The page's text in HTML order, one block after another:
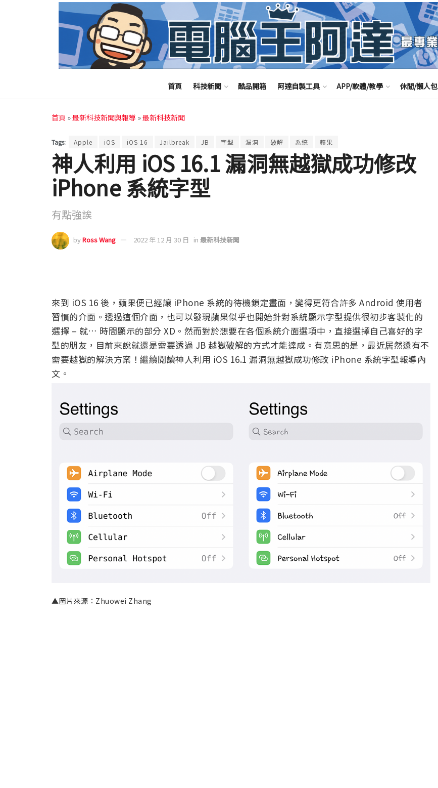
首頁 科技新聞 酷品開箱 阿達自製工具 APP/軟體/教學 休閒/懶人包
首頁 »最新科技新聞與報導 »最新科技新聞
Tags: Apple iOS iOS 16 Jailbreak JB 字型 漏洞 破解 系統 蘋果
神人利用 iOS 16.1 漏洞無越獄成功修改
iPhone 系統字型
有點強誒
byRoss Wang 2022 年 12 月 30 日 in 最新科技新聞
來到 iOS 16 後，蘋果便已經讓 iPhone 系統的待機鎖定畫面，變得更符合許多 Android 使用者
習慣的介面。透過這個介面，也可以發現蘋果似乎也開始針對系統顯示字型提供很初步客製化的
選擇 – 就… 時間顯示的部分 XD。然而對於想要在各個系統介面選項中，直接選擇自己喜好的字
型的朋友，目前來說就還是需要透過 JB 越獄破解的方式才能達成。有意思的是，最近居然還有不
需要越獄的解決方案！繼續閱讀神人利用 iOS 16.1 漏洞無越獄成功修改 iPhone 系統字型報導內
文。
▲圖片來源：Zhuowei Zhang